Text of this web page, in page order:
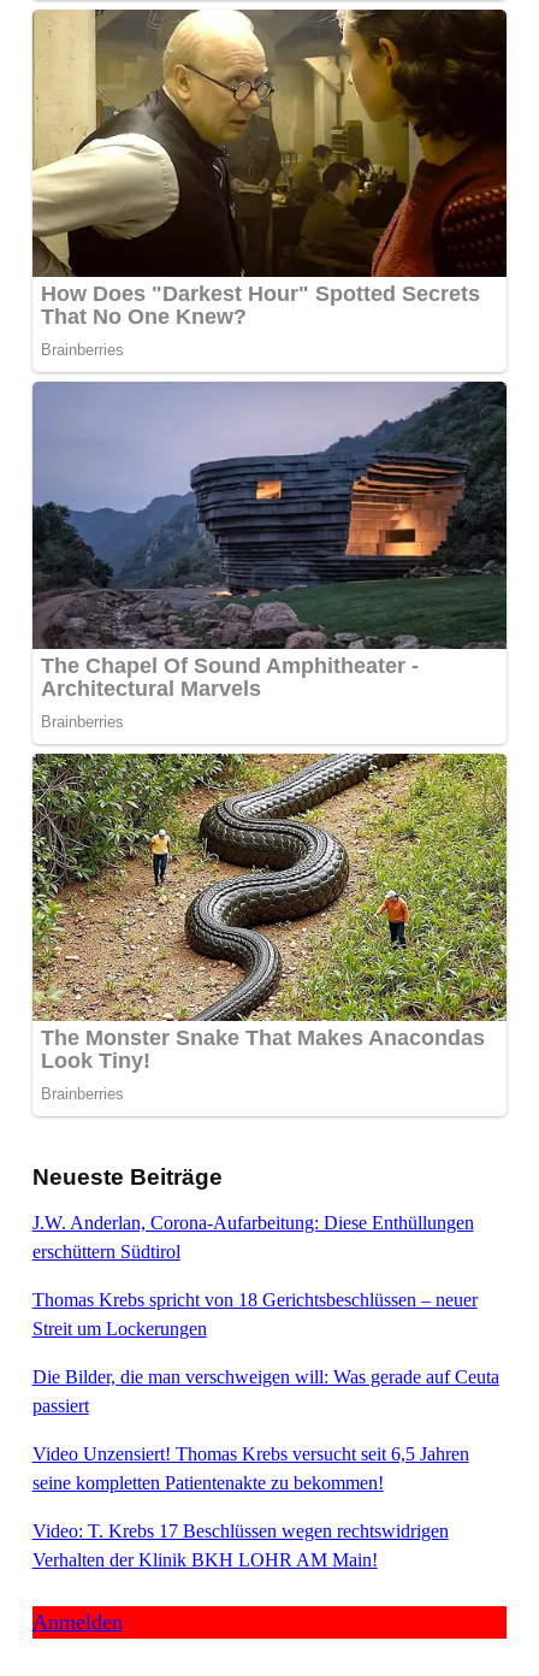
Neueste Beiträge
J.W. Anderlan, Corona-Aufarbeitung: Diese Enthüllungen
erschüttern Südtirol
Thomas Krebs spricht von 18 Gerichtsbeschlüssen – neuer
Streit um Lockerungen
Die Bilder, die man verschweigen will: Was gerade auf Ceuta
passiert
Video Unzensiert! Thomas Krebs versucht seit 6,5 Jahren
seine kompletten Patientenakte zu bekommen!
Video: T. Krebs 17 Beschlüssen wegen rechtswidrigen
Verhalten der Klinik BKH LOHR AM Main!
Anmelden